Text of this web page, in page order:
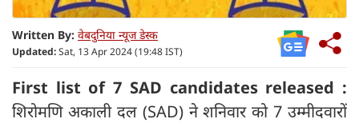
Written By: वेबदुनिया न्यूज डेस्क
Updated:Sat, 13 Apr 2024 (19:48 IST)
First list of 7 SAD candidates released :
शिरोमणि अकाली दल (SAD) ने शनिवार को 7 उम्मीदवारों